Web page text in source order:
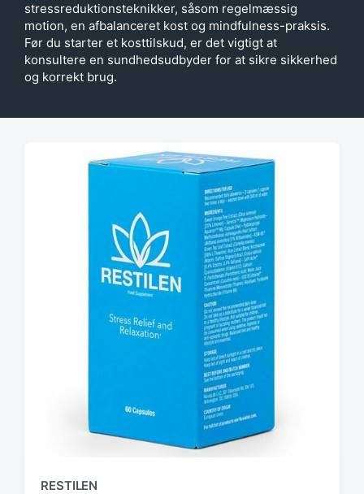
stressreduktionsteknikker, såsom regelmæssig
motion, en afbalanceret kost og mindfulness-praksis.
Før du starter et kosttilskud, er det vigtigt at
konsultere en sundhedsudbyder for at sikre sikkerhed
og korrekt brug.
RESTILEN